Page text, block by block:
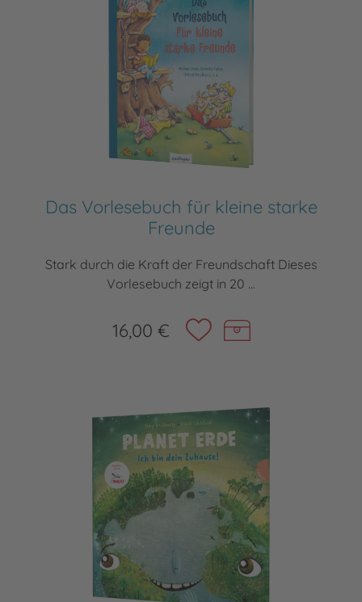
Das Vorlesebuch für kleine starke
Freunde
Stark durch die Kraft der Freundschaft Dieses
Vorlesebuch zeigt in 20 ...
16,00 €